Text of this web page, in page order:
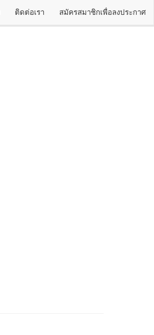
ติดต่อเรา สมัครสมาชิกเพื่อลงประกาศ